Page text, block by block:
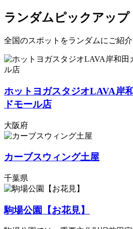
ランダムピックアップ
全国のスポットをランダムにご紹介
ホットヨガスタジオLAVA岸
ドモール店
大阪府
カーブスウィング土屋
千葉県
駒場公園【お花見】